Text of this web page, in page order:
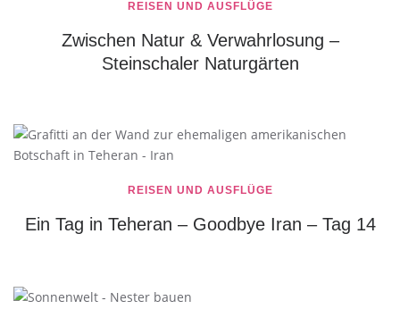
REISEN UND AUSFLÜGE
Zwischen Natur & Verwahrlosung –
Steinschaler Naturgärten
REISEN UND AUSFLÜGE
Ein Tag in Teheran – Goodbye Iran – Tag 14